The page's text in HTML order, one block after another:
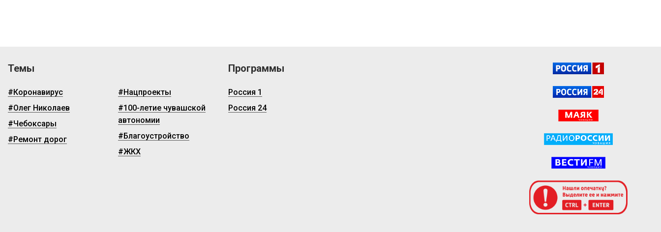
Темы
#Коронавирус
#Олег Николаев
#Чебоксары
#Ремонт дорог
#Нацпроекты
#100-летие чувашской
автономии
#Благоустройство
#ЖКХ
Программы
Россия 1
Россия 24